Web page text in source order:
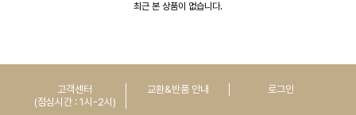
최근 본 상품이 없습니다.
고객센터
(점심시간 : 1시-2시)
교환&반품 안내 로그인